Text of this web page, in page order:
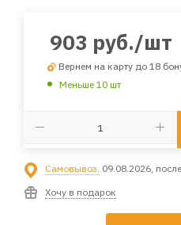
903 руб./шт
Вернем на карту до 18
Меньше 10 шт
Самовывоз: 09.08.2026,
Хочу в подарок